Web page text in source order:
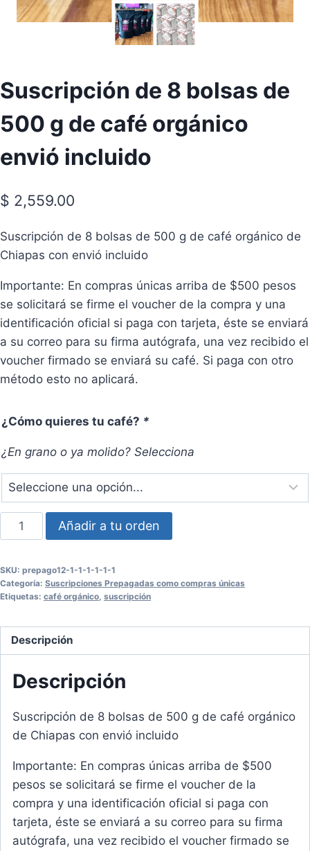
Suscripción de 8 bolsas de
500 g de café orgánico
envió incluido
$ 2,559.00
Suscripción de 8 bolsas de 500 g de café orgánico de
Chiapas con envió incluido
Importante: En compras únicas arriba de $500 pesos
se solicitará se firme el voucher de la compra y una
identificación oficial si paga con tarjeta, éste se enviará
a su correo para su firma autógrafa, una vez recibido el
voucher firmado se enviará su café. Si paga con otro
método esto no aplicará.
¿Cómo quieres tu café? *
¿En grano o ya molido? Selecciona
Suscripción
de
bolsas
de
de
orgánico
incluido
cantidad
Añadir a tu orden
SKU: prepago12-1-1-1-1-1-1
Categoría: Suscripciones Prepagadas como compras únicas
Etiquetas: café orgánico suscripción
Descripción
Descripción
Suscripción de 8 bolsas de 500 g de café orgánico
de Chiapas con envió incluido
Importante: En compras únicas arriba de $500
pesos se solicitará se firme el voucher de la
compra y una identificación oficial si paga con
tarjeta, éste se enviará a su correo para su firma
autógrafa, una vez recibido el voucher firmado se